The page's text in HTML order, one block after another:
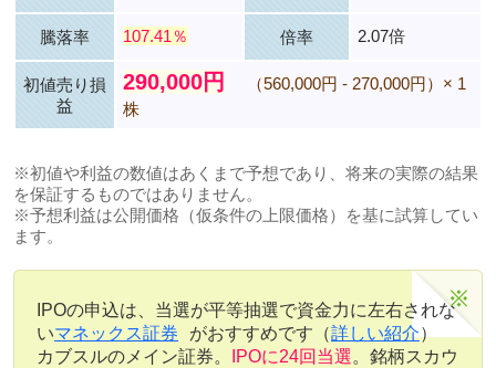
騰落率 107.41％ 倍率 2.07倍
初値売り損
益
290,000円
（560,000円 - 270,000円）× 1
株
※初値や利益の数値はあくまで予想であり、将来の実際の結果
を保証するものではありません。
※予想利益は公開価格（仮条件の上限価格）を基に試算してい
ます。
IPOの申込は、当選が平等抽選で資金力に左右されな
いマネックス証券 がおすすめです（詳しい紹介）
カブスルのメイン証券。
IPOに24回当選。銘柄スカウ